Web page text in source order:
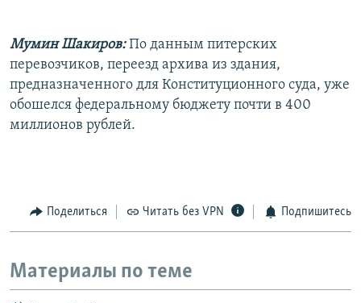
Мумин Шакиров: По данным питерских
перевозчиков, переезд архива из здания,
предназначенного для Конституционного суда, уже
обошелся федеральному бюджету почти в 400
миллионов рублей.
Поделиться Читать без VPN Подпишитесь
Материалы по теме